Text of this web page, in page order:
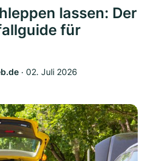
lassen: Der
für
‧ 02. Juli 2026